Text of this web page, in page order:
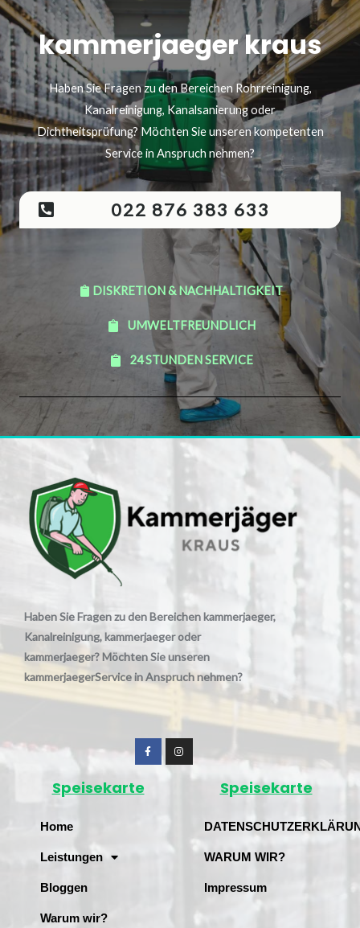
kammerjaeger kraus
Haben Sie Fragen zu den Bereichen Rohrreinigung,
Kanalreinigung, Kanalsanierung oder
Dichtheitsprüfung? Möchten Sie unseren kompetenten
Service in Anspruch nehmen?
022 876 383 633
DISKRETION & NACHHALTIGKEIT
UMWELTFREUNDLICH
24 STUNDEN SERVICE
Haben Sie Fragen zu den Bereichen kammerjaeger,
Kanalreinigung, kammerjaeger oder
kammerjaeger? Möchten Sie unseren
kammerjaegerService in Anspruch nehmen?
Speisekarte
Home
Leistungen
Bloggen
Warum wir?
Speisekarte
WARUM WIR?
Impressum